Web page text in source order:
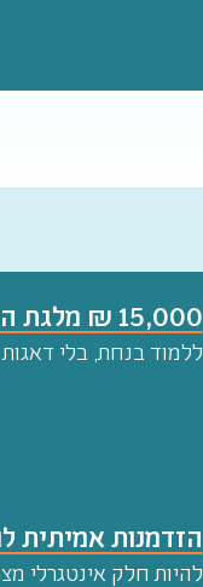
15,000 ₪ מלגת השתתפות
ללמוד בנחת, בלי
הזדמנות אמיתית
להיות חלק אינטגרלי